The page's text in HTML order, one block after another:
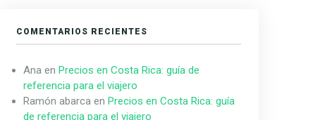
COMENTARIOS RECIENTES
Ana enPrecios en Costa Rica: guía de
referencia para el viajero
Ramón abarca enPrecios en Costa Rica: guía
de referencia para el viajero